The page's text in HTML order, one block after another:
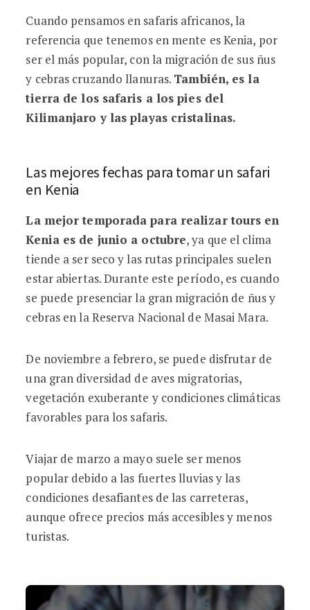
Cuando pensamos en safaris africanos, la
referencia que tenemos en mente es Kenia, por
ser el más popular, con la migración de sus ñus
y cebras cruzando llanuras. También, es la
tierra de los safaris a los pies del
Kilimanjaro y las playas cristalinas.
Las mejores fechas para tomar un safari
en Kenia
La mejor temporada para realizar tours en
Kenia es de junio a octubre, ya que el clima
tiende a ser seco y las rutas principales suelen
estar abiertas. Durante este período, es cuando
se puede presenciar la gran migración de ñus y
cebras en la Reserva Nacional de Masai Mara.
De noviembre a febrero, se puede disfrutar de
una gran diversidad de aves migratorias,
vegetación exuberante y condiciones climáticas
favorables para los safaris.
Viajar de marzo a mayo suele ser menos
popular debido a las fuertes lluvias y las
condiciones desafiantes de las carreteras,
aunque ofrece precios más accesibles y menos
turistas.